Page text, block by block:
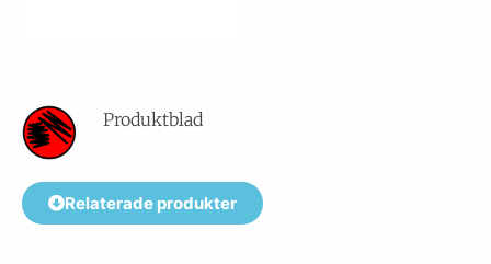
Produktblad
Relaterade produkter